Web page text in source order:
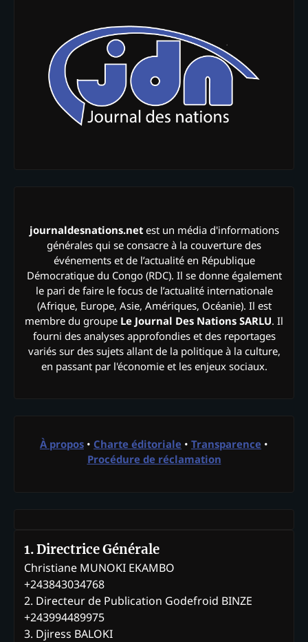
journaldesnations.netest un média d'informations
générales qui se consacre à la couverture des
événements et de l’actualité en République
Démocratique du Congo (RDC). Il se donne également
le pari de faire le focus de l’actualité internationale
(Afrique, Europe, Asie, Amériques, Océanie). Il est
membre du groupe Le Journal Des Nations SARLU. Il
fourni des analyses approfondies et des reportages
variés sur des sujets allant de la politique à la culture,
en passant par l'économie et les enjeux sociaux.
À propos • Charte éditoriale • Transparence •
Procédure de réclamation
1. Directrice Générale
Christiane MUNOKI EKAMBO
+243843034768
2. Directeur de Publication Godefroid BINZE
+243994489975
3. Djiress BALOKI